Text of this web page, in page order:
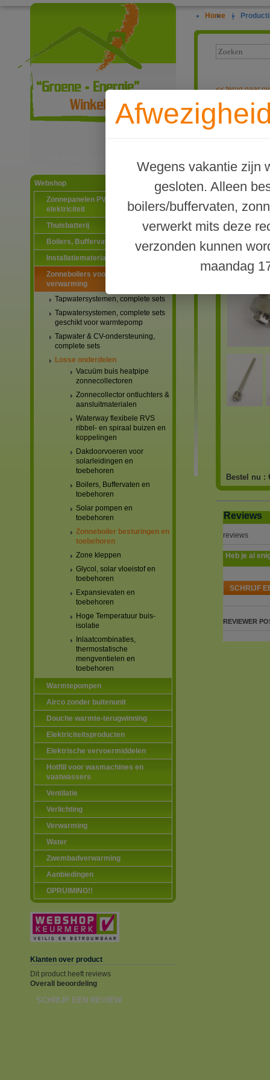
Webshop
Zonnepanelen PV-systemen
elektriciteit
Thuisbatterij
Boilers, Buffervaten en toebehoren
Installatiematerialen
Zonneboilers voor warmtapwater en
verwarming
Tapwatersystemen, complete sets
Tapwatersystemen, complete sets
geschikt voor warmtepomp
Tapwater & CV-ondersteuning,
complete sets
Losse onderdelen
Vacuüm buis heatpipe
zonnecollectoren
Zonnecollector ontluchters &
aansluitmaterialen
Waterway flexibele RVS
ribbel- en spiraal buizen en
koppelingen
Dakdoorvoeren voor
solarleidingen en
toebehoren
Boilers, Buffervaten en
toebehoren
Solar pompen en
toebehoren
Zonneboiler besturingen en
toebehoren
Zone kleppen
Glycol, solar vloeistof en
toebehoren
Expansievaten en
toebehoren
Hoge Temperatuur buis-
isolatie
Inlaatcombinaties,
thermostatische
mengventielen en
toebehoren
Warmtepompen
Airco zonder buitenunit
Douche warmte-terugwinning
Elektriciteitsproducten
Elektrische vervoermiddelen
Hotfill voor wasmachines en
vaatwassers
Ventilatie
Verlichting
Verwarming
Water
Zwembadverwarming
Aanbiedingen
OPRUIMING!!
Klanten over product
Dit product heeft reviews
Overall beoordeling
SCHRIJF EEN REVIEW
Home |
Wegens vakantie zijn
gesloten. Alleen
boilers/buffervaten,
verwerkt mits deze
verzonden kunnen
maandag
<<terug naar
Inschroefhuls
Bestel nu :
Reviews
reviews
Heb je al
SCHRIJF
REVIEWER